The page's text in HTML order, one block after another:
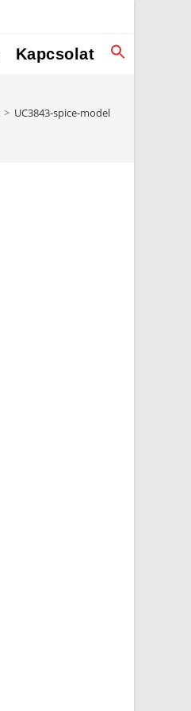
Kapcsolat
> UC3843-spice-model